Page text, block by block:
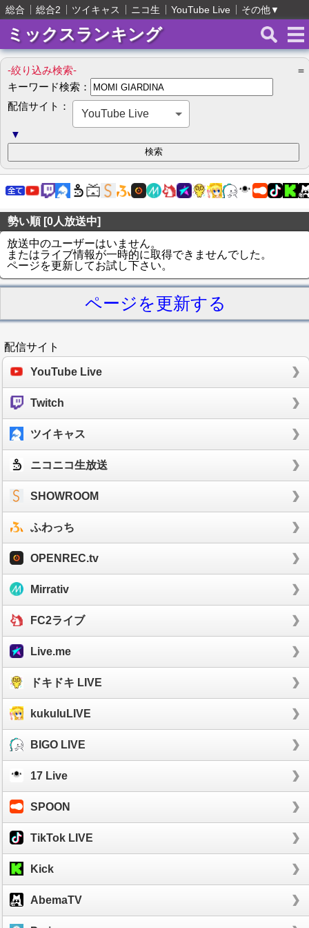
総合 総合2 ツイキャス ニコ生 YouTube Live その他▼
ミックスランキング
-絞り込み検索-
＝
キーワード検索：
配信サイト：
YouTube Live
▼
勢い順 [0人放送中]
放送中のユーザーはいません。
またはライブ情報が一時的に取得できませんでした。
ページを更新してお試し下さい。
ページを更新する
配信サイト
YouTube Live
Twitch
ツイキャス
ニコニコ生放送
SHOWROOM
ふわっち
OPENREC.tv
Mirrativ
FC2ライブ
Live.me
ドキドキ LIVE
kukuluLIVE
BIGO LIVE
17 Live
SPOON
TikTok LIVE
Kick
AbemaTV